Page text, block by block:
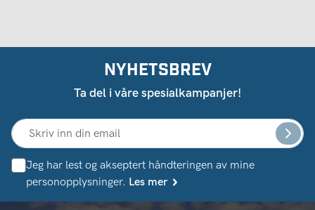
NYHETSBREV
Ta del i våre spesialkampanjer!
Jeg har lest og akseptert håndteringen av mine
personopplysninger. Les mer